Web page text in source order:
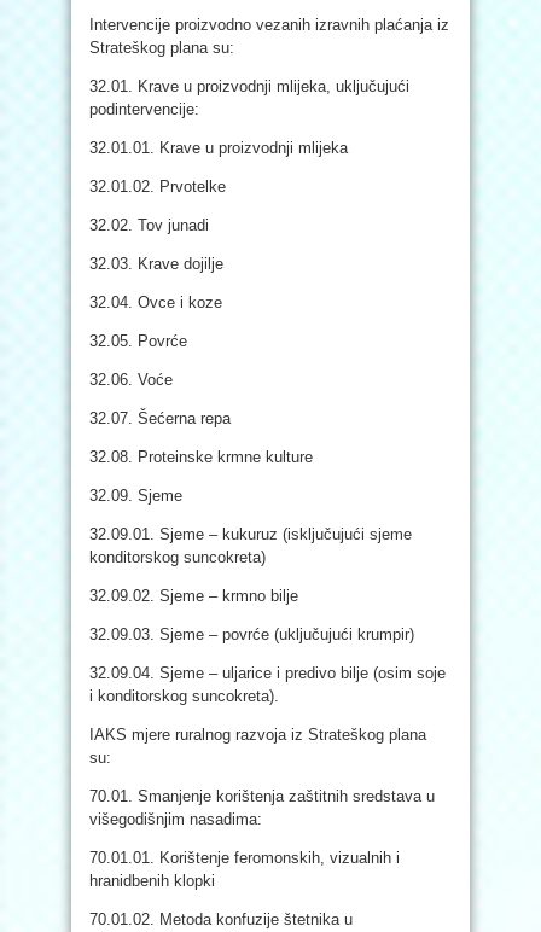
Intervencije proizvodno vezanih izravnih plaćanja iz
Strateškog plana su:
32.01. Krave u proizvodnji mlijeka, uključujući
podintervencije:
32.01.01. Krave u proizvodnji mlijeka
32.01.02. Prvotelke
32.02. Tov junadi
32.03. Krave dojilje
32.04. Ovce i koze
32.05. Povrće
32.06. Voće
32.07. Šećerna repa
32.08. Proteinske krmne kulture
32.09. Sjeme
32.09.01. Sjeme – kukuruz (isključujući sjeme
konditorskog suncokreta)
32.09.02. Sjeme – krmno bilje
32.09.03. Sjeme – povrće (uključujući krumpir)
32.09.04. Sjeme – uljarice i predivo bilje (osim soje
i konditorskog suncokreta).
IAKS mjere ruralnog razvoja iz Strateškog plana
su:
70.01. Smanjenje korištenja zaštitnih sredstava u
višegodišnjim nasadima:
70.01.01. Korištenje feromonskih, vizualnih i
hranidbenih klopki
70.01.02. Metoda konfuzije štetnika u